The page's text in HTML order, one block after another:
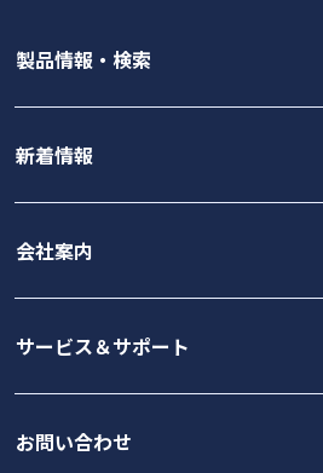
製品情報・検索
新着情報
会社案内
サービス＆サポート
お問い合わせ